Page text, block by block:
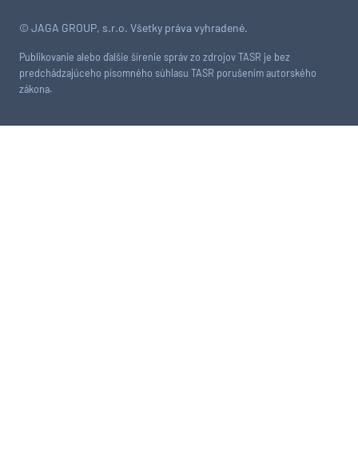
© JAGA GROUP, s.r.o. Všetky práva vyhradené.
Publikovanie alebo ďalšie šírenie správ zo zdrojov TASR je bez
predchádzajúceho písomného súhlasu TASR porušením autorského
zákona.